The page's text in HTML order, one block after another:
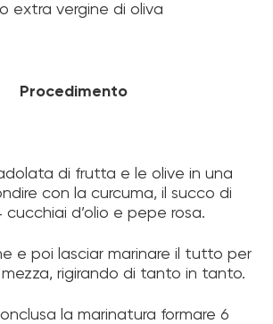
extra vergine di oliva
Procedimento
di frutta e le olive in una
con la curcuma, il succo di
cucchiai d’olio e pepe rosa.
e poi lasciar marinare il tutto per
mezza, rigirando di tanto in tanto.
la marinatura formare 6